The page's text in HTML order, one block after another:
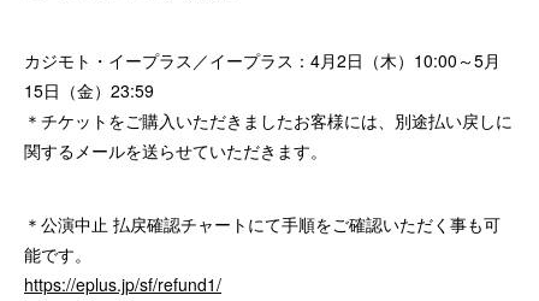
カジモト・イープラス／イープラス：4月2日（木）10:00～5月
15日（金）23:59
＊チケットをご購入いただきましたお客様には、別途払い戻しに
関するメールを送らせていただきます。
＊公演中止 払戻確認チャートにて手順をご確認いただく事も可
能です。
https://eplus.jp/sf/refund1/